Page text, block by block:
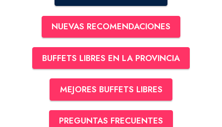
NUEVAS RECOMENDACIONES
BUFFETS LIBRES EN LA PROVINCIA
MEJORES BUFFETS LIBRES
PREGUNTAS FRECUENTES